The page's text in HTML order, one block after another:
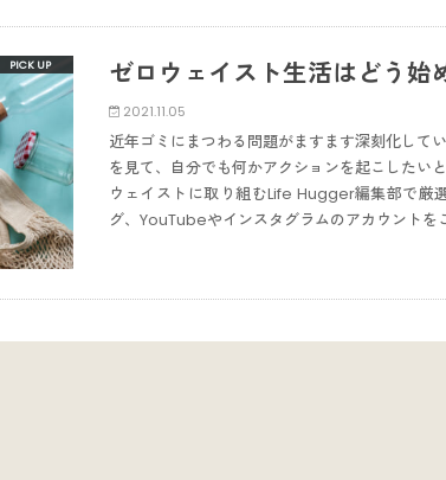
ゼロウェイスト生活はどう始
2021.11.05
近年ゴミにまつわる問題がますます深刻化して
を見て、自分でも何かアクションを起こしたい
ウェイストに取り組むLife Hugger編集部で厳
グ、YouTubeやインスタグラムのアカウントを